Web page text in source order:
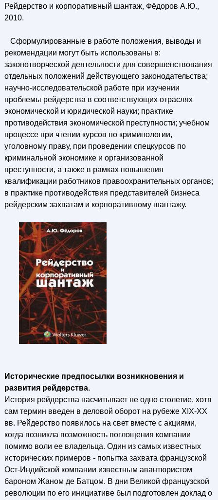
Рейдерство и корпоративный шантаж, Фёдоров А.Ю.,
2010.
Сформулированные в работе положения, выводы и
рекомендации могут быть использованы в:
законотворческой деятельности для совершенствования
отдельных положений действующего законодательства;
научно-исследовательской работе при изучении
проблемы рейдерства в соответствующих отраслях
экономической и юридической науки; практике
противодействия экономической преступности; учебном
процессе при чтении курсов по криминологии,
уголовному праву, при проведении спецкурсов по
криминальной экономике и организованной
преступности, а также в рамках повышения
квалификации работников правоохранительных органов;
в практике противодействия представителей бизнеса
рейдерским захватам и корпоративному шантажу.
Исторические предпосылки возникновения и
развития рейдерства.
История рейдерства насчитывает не одно столетие, хотя
сам термин введен в деловой оборот на рубеже XIX-XX
вв. Рейдерство появилось на свет вместе с акциями,
когда возникла возможность поглощения компании
помимо воли ее владельца. Один из самых известных
исторических примеров - попытка захвата французской
Ост-Индийской компании известным авантюристом
бароном Жаном де Батцом. В дни Великой французской
революции по его инициативе был подготовлен доклад о